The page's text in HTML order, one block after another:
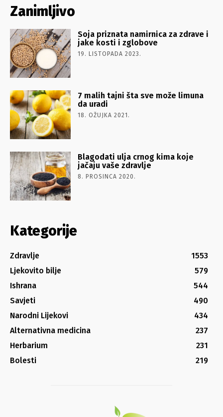
Zanimljivo
Soja priznata namirnica za zdrave i
jake kosti i zglobove
19. LISTOPADA 2023.
7 malih tajni šta sve može limuna
da uradi
18. OŽUJKA 2021.
Blagodati ulja crnog kima koje
jačaju vaše zdravlje
8. PROSINCA 2020.
Kategorije
Zdravlje
1553
Ljekovito bilje
579
Ishrana
544
Savjeti
490
Narodni Lijekovi
434
Alternativna medicina
237
Herbarium
231
Bolesti
219